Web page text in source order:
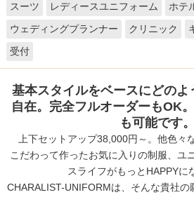
お問い合わせ
スーツ レディースユニフォーム ホテ
ウェディングプランナー
クリニック
受付
基本スタイルをベースにどの
自在。完全フルオーダーもOK
も可能です。
上下セットアップ38,000円～。他色々
こだわって作ったお気に入りの制服、ユ
スライフがもっとHAPPYに
CHARALIST-UNIFORMは、そんな貴社